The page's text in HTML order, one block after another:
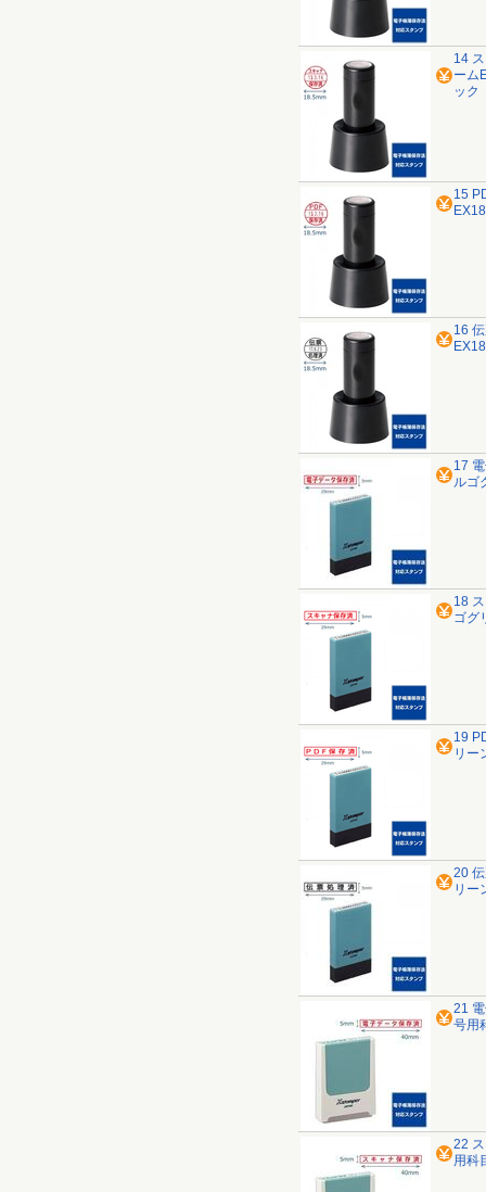
14
ーム
ック
15
16
17
ルゴ
18
ゴグ
19
リー
20
リー
21
号用
22
用科